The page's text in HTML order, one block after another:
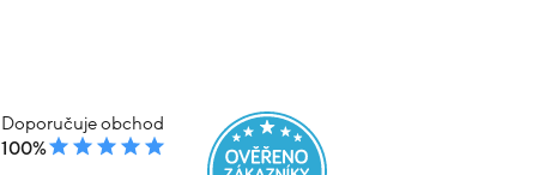
Doporučuje obchod
100%